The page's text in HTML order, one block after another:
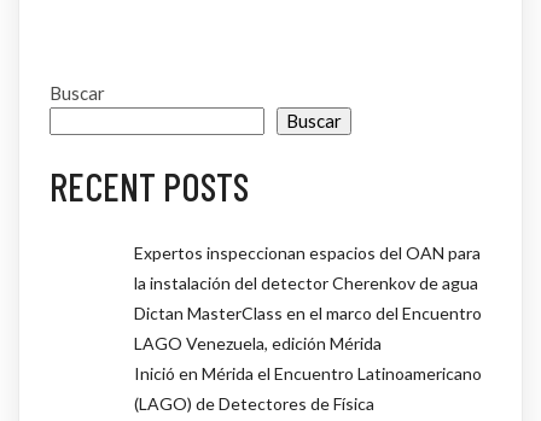
Buscar
Buscar
RECENT POSTS
Expertos inspeccionan espacios del OAN para
la instalación del detector Cherenkov de agua
Dictan MasterClass en el marco del Encuentro
LAGO Venezuela, edición Mérida
Inició en Mérida el Encuentro Latinoamericano
(LAGO) de Detectores de Física